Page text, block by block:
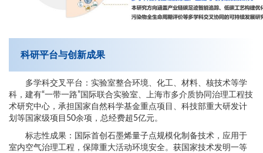
科研平台与创新成果
多学科交叉平台：实验室整合环境、化工、材料、核技术等学
科，建有“一带一路”国际联合实验室、上海市多介质协同治理工程技
术研究中心，承担国家自然科学基金重点项目、科技部重大研发计
划等国家级项目50余项，总经费超5亿元。
标志性成果：国际首创石墨烯量子点规模化制备技术，应用于
室内空气治理工程，保障重大活动环境安全。获国家技术发明一等